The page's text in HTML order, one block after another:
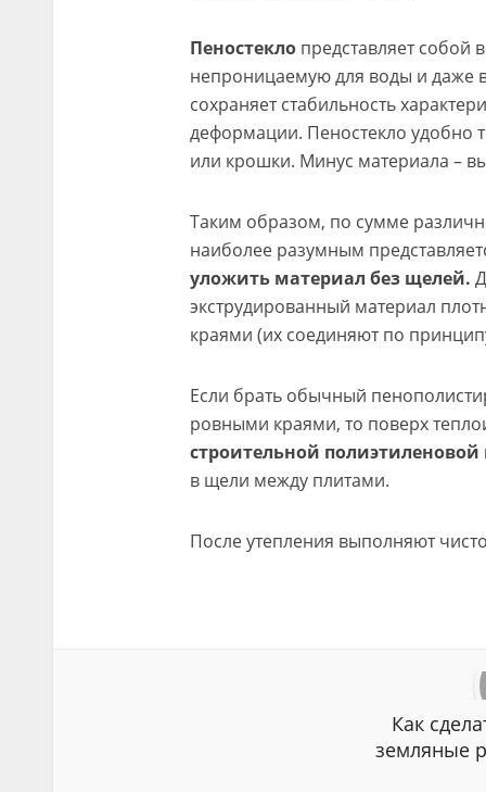
Пеностекло представляет собой
непроницаемую для воды и даже
сохраняет стабильность
деформации. Пеностекло удобно
или крошки. Минус материала –
Таким образом, по сумме
наиболее разумным
уложить материал без щелей.
экструдированный материал
краями (их соединяют по
Если брать обычный
ровными краями, то поверх
строительной полиэтиленовой
в щели между плитами.
После утепления выполняют
Как
земляные